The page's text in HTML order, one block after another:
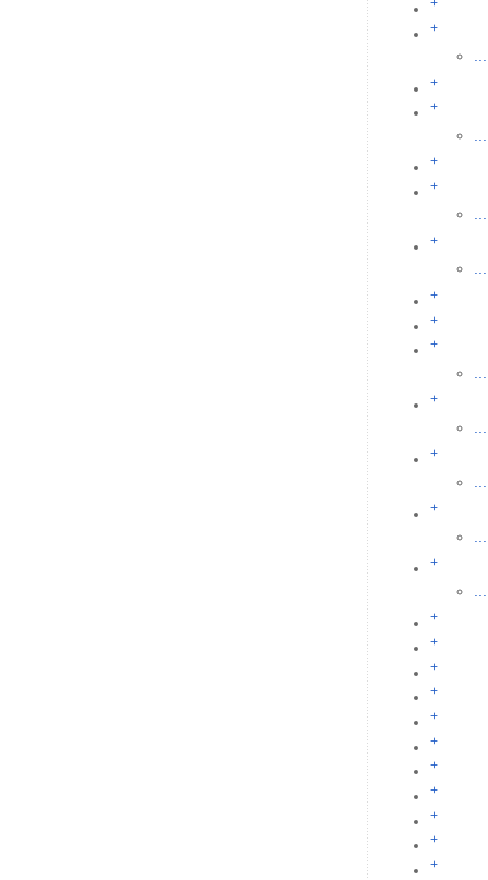
+
+
+
+
+
+
...
+
...
+
+
+
+
+
+
+
+
+
+
+
+
+
+
+
+
+
+